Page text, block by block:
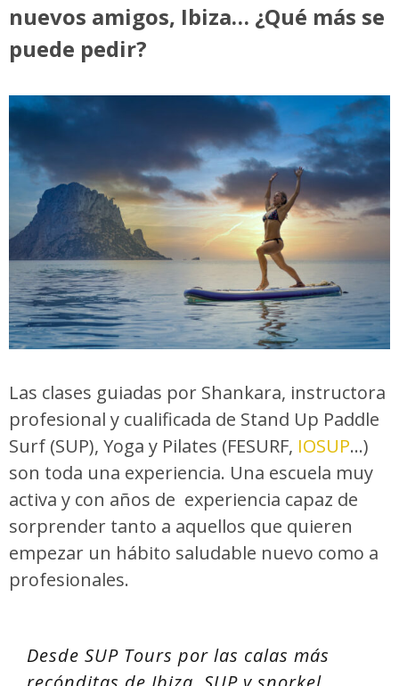
nuevos amigos, Ibiza… ¿Qué más se
puede pedir?
Las clases guiadas por Shankara, instructora
profesional y cualificada de Stand Up Paddle
Surf (SUP), Yoga y Pilates (FESURF, IOSUP…)
son toda una experiencia. Una escuela muy
activa y con años de experiencia capaz de
sorprender tanto a aquellos que quieren
empezar un hábito saludable nuevo como a
profesionales.
Desde SUP Tours por las calas más